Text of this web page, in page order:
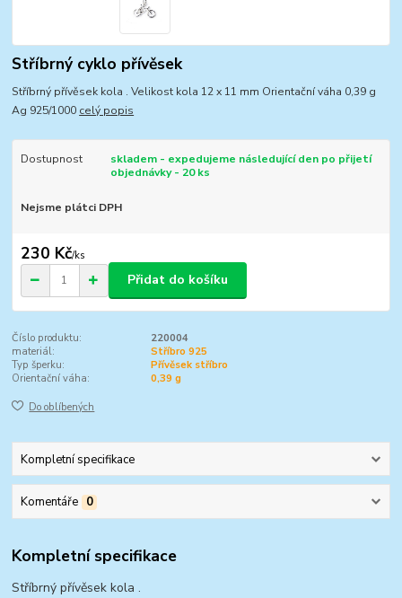
Stříbrný cyklo přívěsek
Stříbrný přívěsek kola . Velikost kola 12 x 11 mm Orientační váha 0,39 g
Ag 925/1000 celý popis
Dostupnost
skladem - expedujeme následující den po přijetí
objednávky - 20 ks
Nejsme plátci DPH
230 Kč/ks
Přidat do košíku
Číslo produktu:
220004
materiál:
Stříbro 925
Typ šperku:
Přívěsek stříbro
Orientační váha:
0,39 g
Do oblíbených
Kompletní specifikace
Komentáře 0
Kompletní specifikace
Stříbrný přívěsek kola .